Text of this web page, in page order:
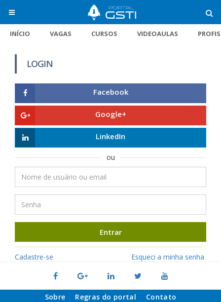
INÍCIO VAGAS CURSOS VIDEOAULAS
LOGIN
Facebook
Google+
LinkedIn
ou
Entrar
Cadastre-se Esqueci a minha senha
Sobre Regras do portal
Contato